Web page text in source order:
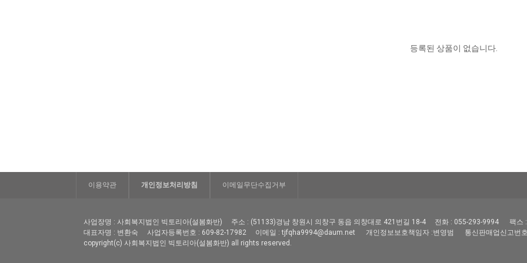
등록된 상품이 없습니다.
이용약관 개인정보처리방침 이메일무단수집거부
사업장명 : 사회복지법인 빅토리아(설봄화반) 주소 : (51133)경남 창원시 의창구 동읍 의창대로 421번길 18-4 전화 : 055-293-9994
팩스
대표자명 : 변환숙
사업자등록번호 : 609-82-17982 이메일 : tjfqha9994@daum.net 개인정보보호책임자 :변영범
통신판매업신고번
copyright(c) 사회복지법인 빅토리아(설봄화반) all rights reserved.